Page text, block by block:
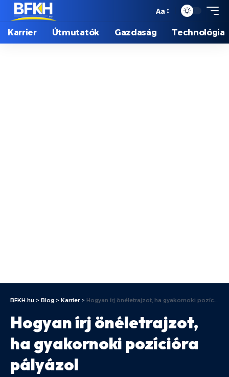
Aa
Karrier Útmutatók Gazdaság Technológia
BFKH.hu > Blog > Karrier> Hogyan írj önéletrajzot, ha gyakornoki pozícióra pályázol
Hogyan írj önéletrajzot,
ha gyakornoki pozícióra
pályázol